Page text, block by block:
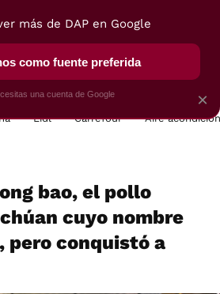
SELECCIÓN VEGUI
Lidl Carrefour Aire
bao, el pollo
cuyo nombre
pero conquistó a
×
más de DAP en Google
como fuente preferida
una cuenta de Google